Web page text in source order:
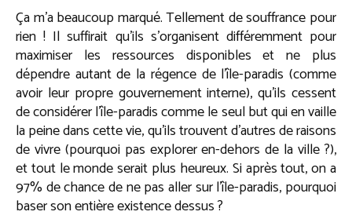
Ça m’a beaucoup marqué. Tellement de souffrance pour
rien ! Il suffirait qu’ils s’organisent différemment pour
maximiser les ressources disponibles et ne plus
dépendre autant de la régence de l’île-paradis (comme
avoir leur propre gouvernement interne), qu’ils cessent
de considérer l’île-paradis comme le seul but qui en vaille
la peine dans cette vie, qu’ils trouvent d’autres de raisons
de vivre (pourquoi pas explorer en-dehors de la ville ?),
et tout le monde serait plus heureux. Si après tout, on a
97% de chance de ne pas aller sur l’île-paradis, pourquoi
baser son entière existence dessus ?